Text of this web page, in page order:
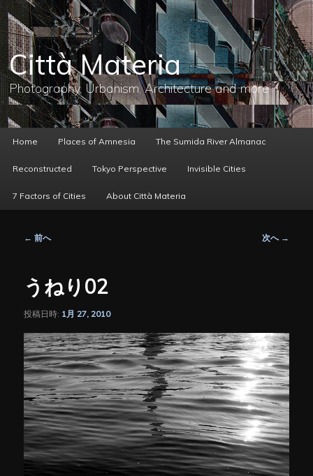
メ
イ
ン
コ
ン
テ
ン
へ
移
動
Città Materia
Photography, Urbanism, Architecture and more
ー
Home Places of Amnesia The Sumida River Almanac
Reconstructed Tokyo Perspective Invisible Cities
7 Factors of Cities About Città Materia
ビ
ゲ
ー
シ
ン
← 前へ 次へ →
うねり02
投稿日時: 1月 27, 2010